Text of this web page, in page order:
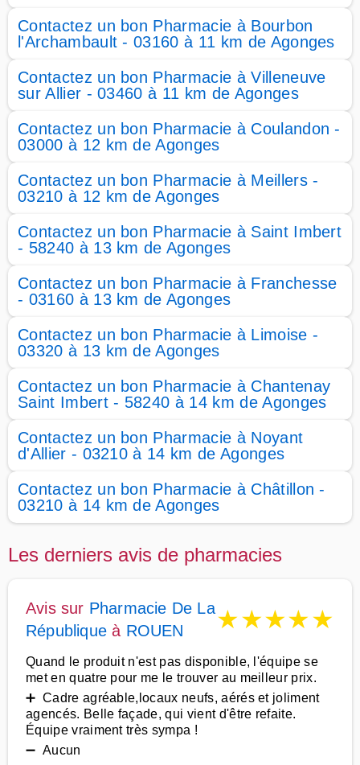
Contactez un bon Pharmacie à Bourbon
l'Archambault - 03160 à 11 km de Agonges
Contactez un bon Pharmacie à Villeneuve
sur Allier - 03460 à 11 km de Agonges
Contactez un bon Pharmacie à Coulandon -
03000 à 12 km de Agonges
Contactez un bon Pharmacie à Meillers -
03210 à 12 km de Agonges
Contactez un bon Pharmacie à Saint Imbert
- 58240 à 13 km de Agonges
Contactez un bon Pharmacie à Franchesse
- 03160 à 13 km de Agonges
Contactez un bon Pharmacie à Limoise -
03320 à 13 km de Agonges
Contactez un bon Pharmacie à Chantenay
Saint Imbert - 58240 à 14 km de Agonges
Contactez un bon Pharmacie à Noyant
d'Allier - 03210 à 14 km de Agonges
Contactez un bon Pharmacie à Châtillon -
03210 à 14 km de Agonges
Les derniers avis de pharmacies
Avis sur Pharmacie De La
République à ROUEN ★★★★★
Quand le produit n'est pas disponible, l'équipe se
met en quatre pour me le trouver au meilleur prix.
➕ Cadre agréable,locaux neufs, aérés et joliment
agencés. Belle façade, qui vient d'être refaite.
Équipe vraiment très sympa !
➖ Aucun